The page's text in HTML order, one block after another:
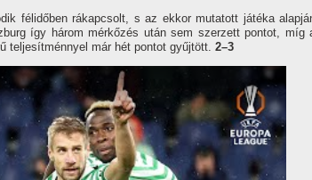
félidőben rákapcsolt, s az ekkor mutatott játéka
így három mérkőzés után sem szerzett pontot, míg
teljesítménnyel már hét pontot gyűjtött. 2–3